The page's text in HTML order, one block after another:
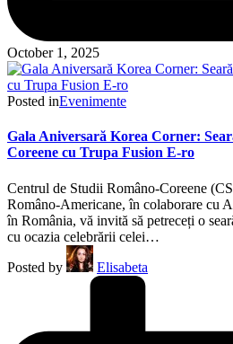
October 1, 2025
Posted inEvenimente
Gala Aniversară Korea Corner:
Coreene cu Trupa Fusion E-ro
Centrul de Studii Româno-Coreene
Româno-Americane, în colaborare cu
în România, vă invită să petreceți o
cu ocazia celebrării celei…
Posted by
Elisabeta